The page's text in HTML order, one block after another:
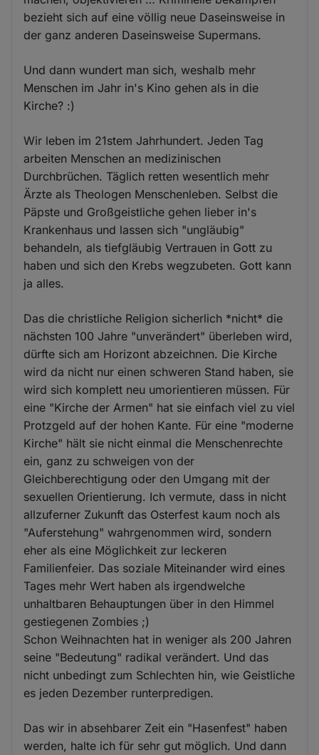
bezieht sich auf eine völlig neue Daseinsweise in
der ganz anderen Daseinsweise Supermans.
Und dann wundert man sich, weshalb mehr
Menschen im Jahr in's Kino gehen als in die
Kirche? :)
Wir leben im 21stem Jahrhundert. Jeden Tag
arbeiten Menschen an medizinischen
Durchbrüchen. Täglich retten wesentlich mehr
Ärzte als Theologen Menschenleben. Selbst die
Päpste und Großgeistliche gehen lieber in's
Krankenhaus und lassen sich "ungläubig"
behandeln, als tiefgläubig Vertrauen in Gott zu
haben und sich den Krebs wegzubeten. Gott kann
ja alles.
Das die christliche Religion sicherlich *nicht* die
nächsten 100 Jahre "unverändert" überleben wird,
dürfte sich am Horizont abzeichnen. Die Kirche
wird da nicht nur einen schweren Stand haben, sie
wird sich komplett neu umorientieren müssen. Für
eine "Kirche der Armen" hat sie einfach viel zu viel
Protzgeld auf der hohen Kante. Für eine "moderne
Kirche" hält sie nicht einmal die Menschenrechte
ein, ganz zu schweigen von der
Gleichberechtigung oder den Umgang mit der
sexuellen Orientierung. Ich vermute, dass in nicht
allzuferner Zukunft das Osterfest kaum noch als
"Auferstehung" wahrgenommen wird, sondern
eher als eine Möglichkeit zur leckeren
Familienfeier. Das soziale Miteinander wird eines
Tages mehr Wert haben als irgendwelche
unhaltbaren Behauptungen über in den Himmel
gestiegenen Zombies ;)
Schon Weihnachten hat in weniger als 200 Jahren
seine "Bedeutung" radikal verändert. Und das
nicht unbedingt zum Schlechten hin, wie Geistliche
es jeden Dezember runterpredigen.
Das wir in absehbarer Zeit ein "Hasenfest" haben
werden, halte ich für sehr gut möglich. Und dann